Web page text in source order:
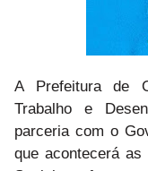
A Prefeitura de
Trabalho e
parceria com o
que acontecerá